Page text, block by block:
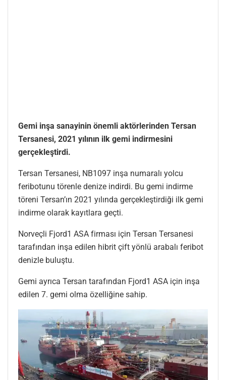
Gemi inşa sanayinin önemli aktörlerinden Tersan
Tersanesi, 2021 yılının ilk gemi indirmesini
gerçekleştirdi.
Tersan Tersanesi, NB1097 inşa numaralı yolcu
feribotunu törenle denize indirdi. Bu gemi indirme
töreni Tersan’ın 2021 yılında gerçekleştirdiği ilk gemi
indirme olarak kayıtlara geçti.
Norveçli Fjord1 ASA firması için Tersan Tersanesi
tarafından inşa edilen hibrit çift yönlü arabalı feribot
denizle buluştu.
Gemi ayrıca Tersan tarafından Fjord1 ASA için inşa
edilen 7. gemi olma özelliğine sahip.